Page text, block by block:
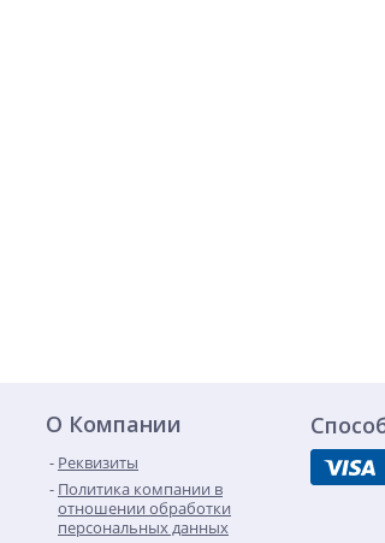
О Компании
Реквизиты
Политика компании в
отношении обработки
персональных данных